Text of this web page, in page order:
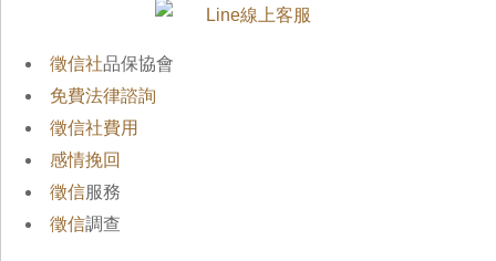
徵信社品保協會
免費法律諮詢
徵信社費用
感情挽回
徵信服務
徵信調查